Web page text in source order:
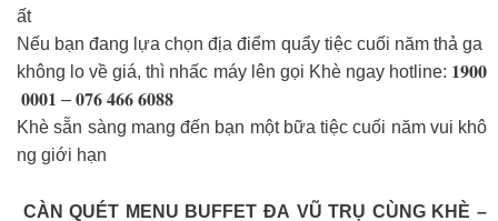
ất
Nếu bạn đang lựa chọn địa điểm quẩy tiệc cuối năm thả ga
không lo về giá, thì nhấc máy lên gọi Khè ngay hotline: 𝟏𝟗𝟎𝟎
𝟎𝟎𝟎𝟏 – 𝟎𝟕𝟔 𝟒𝟔𝟔 𝟔𝟎𝟖𝟖
Khè sẵn sàng mang đến bạn một bữa tiệc cuối năm vui khô
ng giới hạn
CÀN QUÉT MENU BUFFET ĐA VŨ TRỤ CÙNG KHÈ –